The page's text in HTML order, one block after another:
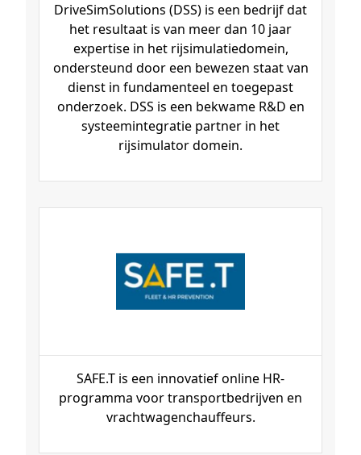
DriveSimSolutions (DSS) is een bedrijf dat
het resultaat is van meer dan 10 jaar
expertise in het rijsimulatiedomein,
ondersteund door een bewezen staat van
dienst in fundamenteel en toegepast
onderzoek. DSS is een bekwame R&D en
systeemintegratie partner in het
rijsimulator domein.
SAFE.T is een innovatief online HR-
programma voor transportbedrijven en
vrachtwagenchauffeurs.